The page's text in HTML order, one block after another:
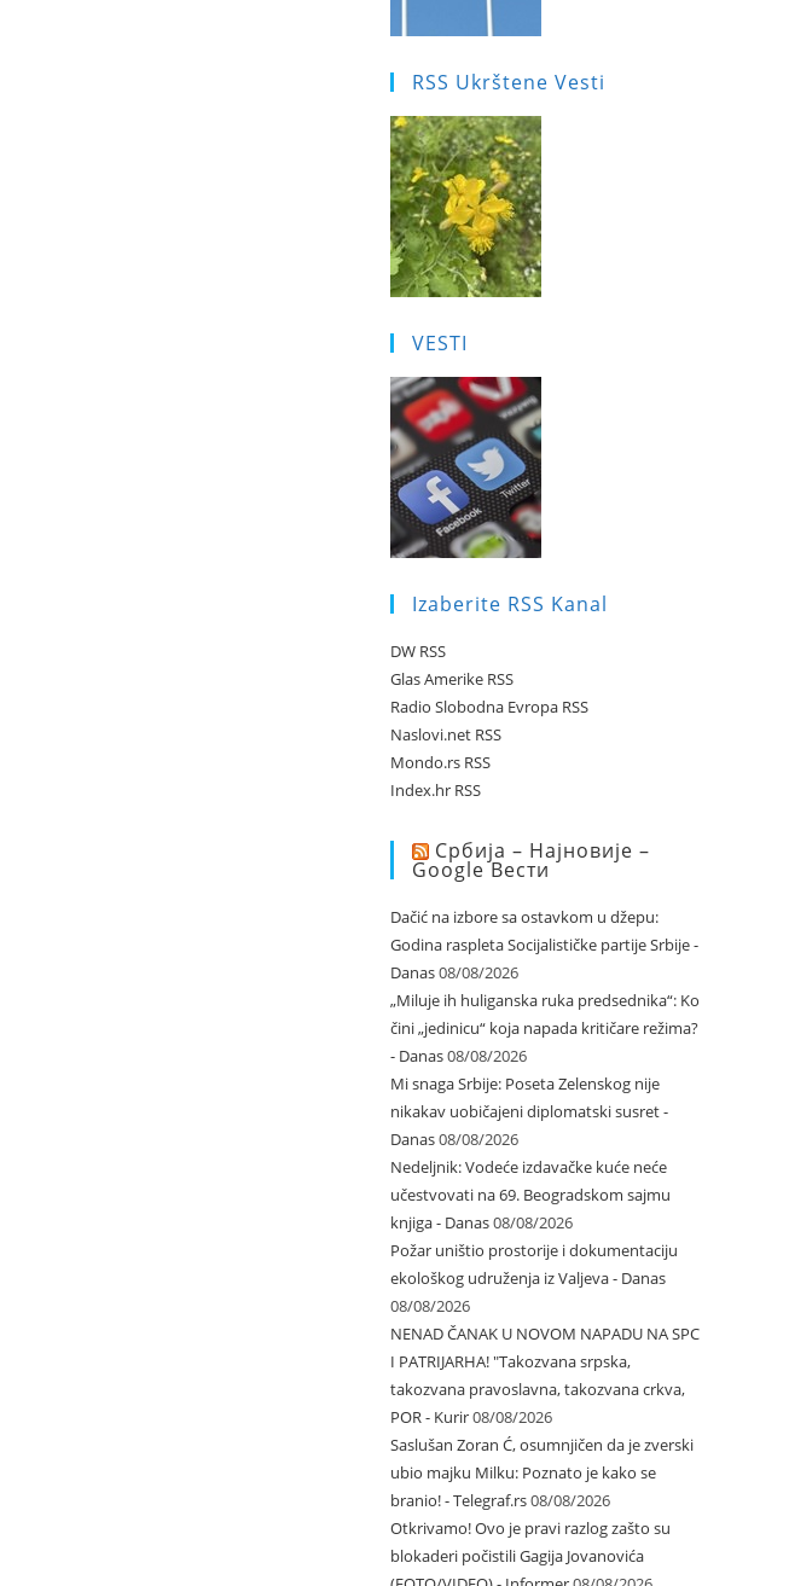
RSS Ukrštene Vesti
VESTI
Izaberite RSS Kanal
DW RSS
Glas Amerike RSS
Radio Slobodna Evropa RSS
Naslovi.net RSS
Mondo.rs RSS
Index.hr RSS
Србија – Најновије –
Google Вести
Dačić na izbore sa ostavkom u džepu:
Godina raspleta Socijalističke partije Srbije -
Danas08/08/2026
„Miluje ih huliganska ruka predsednika“: Ko
čini „jedinicu“ koja napada kritičare režima?
- Danas08/08/2026
Mi snaga Srbije: Poseta Zelenskog nije
nikakav uobičajeni diplomatski susret -
Danas08/08/2026
Nedeljnik: Vodeće izdavačke kuće neće
učestvovati na 69. Beogradskom sajmu
knjiga - Danas08/08/2026
Požar uništio prostorije i dokumentaciju
ekološkog udruženja iz Valjeva - Danas
08/08/2026
NENAD ČANAK U NOVOM NAPADU NA SPC
I PATRIJARHA! "Takozvana srpska,
takozvana pravoslavna, takozvana crkva,
POR - Kurir08/08/2026
Saslušan Zoran Ć, osumnjičen da je zverski
ubio majku Milku: Poznato je kako se
branio! - Telegraf.rs08/08/2026
Otkrivamo! Ovo je pravi razlog zašto su
blokaderi počistili Gagija Jovanovića